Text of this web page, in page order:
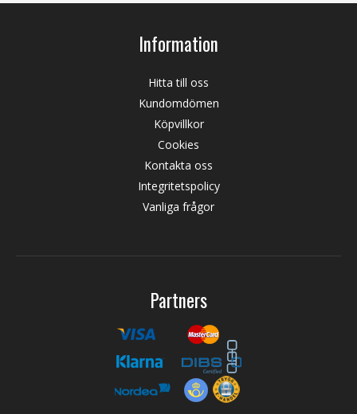
Information
Hitta till oss
Kundomdömen
Köpvillkor
Cookies
Kontakta oss
Integritetspolicy
Vanliga frågor
Partners